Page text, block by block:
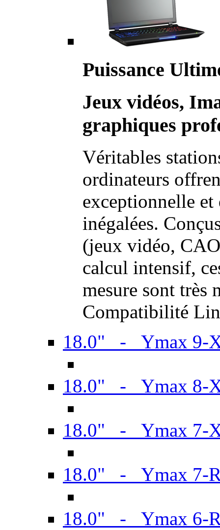
Puissance
Jeux vidéos,
graphiques
Véritables
ordinateurs
exceptionnelle et
inégalées.
(jeux vidéo,
calcul intensif,
mesure sont très
Compatibilité
18.0" - Ymax 9-
18.0" - Ymax 8-
18.0" - Ymax 7-
18.0" - Ymax 7-
18.0" - Ymax 6-